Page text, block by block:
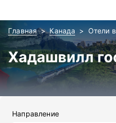
Главная Канада Отели
Хадашвилл
Направление